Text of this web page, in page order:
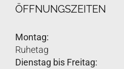
ÖFFNUNGSZEITEN
Montag:
Ruhetag
Dienstag bis Freitag: